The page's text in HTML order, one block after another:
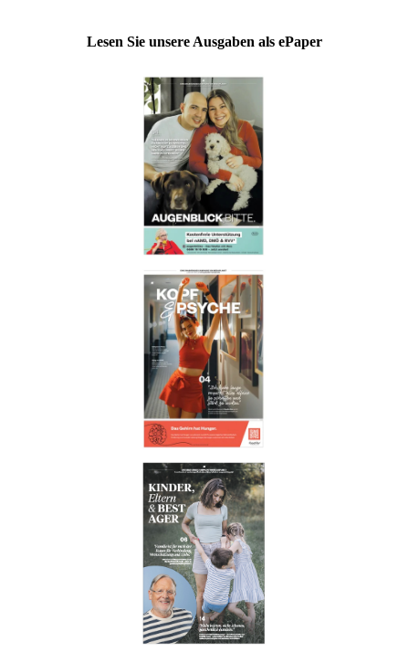
Lesen Sie unsere Ausgaben als ePaper